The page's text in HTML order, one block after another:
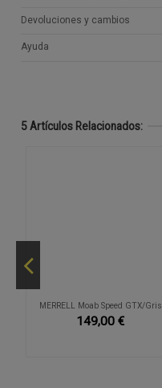
Devoluciones y cambios
Ayuda
5 Artículos Relacionados:
MERRELL Moab Speed GTX/Gris
149,00 €